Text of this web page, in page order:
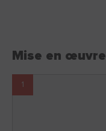
Mise en œuvre
1